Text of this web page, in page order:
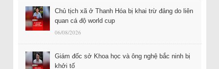
Chủ tịch xã ở Thanh Hóa bị khai trừ đảng do liên
quan cá độ world cup
06/08/2026
Giám đốc sở Khoa học và ông nghệ bắc ninh bị
khởi tố